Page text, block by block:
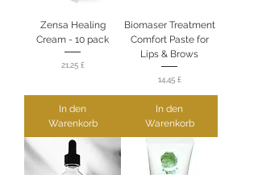
Zensa Healing
Cream - 10 pack
Preis
21,25 £
In den
Warenkorb
Biomaser Treatment
Comfort Paste for
Lips & Brows
Preis
14,45 £
In den
Warenkorb